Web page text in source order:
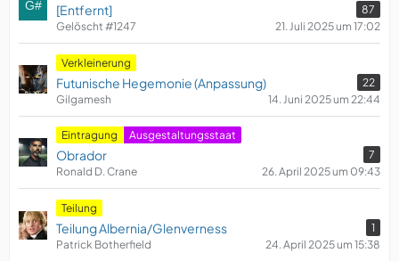
[Entfernt]
87
Gelöscht #1247
21. Juli 2025 um 17:02
Verkleinerung
Futunische Hegemonie (Anpassung)
22
Gilgamesh
14. Juni 2025 um 22:44
Eintragung Ausgestaltungsstaat
Obrador
7
Ronald D. Crane
26. April 2025 um 09:43
Teilung
Teilung Albernia/Glenverness
1
Patrick Botherfield
24. April 2025 um 15:38